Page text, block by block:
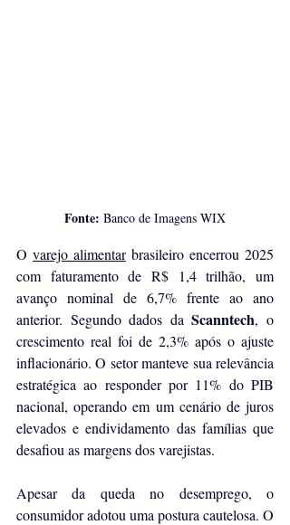
Fonte: Banco de Imagens WIX
O varejo alimentar brasileiro encerrou 2025
com faturamento de R$ 1,4 trilhão, um
avanço nominal de 6,7% frente ao ano
anterior. Segundo dados da Scanntech, o
crescimento real foi de 2,3% após o ajuste
inflacionário. O setor manteve sua relevância
estratégica ao responder por 11% do PIB
nacional, operando em um cenário de juros
elevados e endividamento das famílias que
desafiou as margens dos varejistas.
Apesar da queda no desemprego, o
consumidor adotou uma postura cautelosa. O